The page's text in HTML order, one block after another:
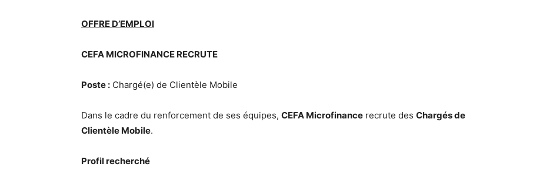
OFFRE D’EMPLOI
CEFA MICROFINANCE RECRUTE
Poste : Chargé(e) de Clientèle Mobile
Dans le cadre du renforcement de ses équipes, CEFA Microfinance recrute des Chargés de
Clientèle Mobile.
Profil recherché